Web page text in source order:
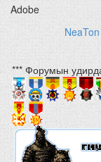
Adobe
NeaTon
*** Форумын